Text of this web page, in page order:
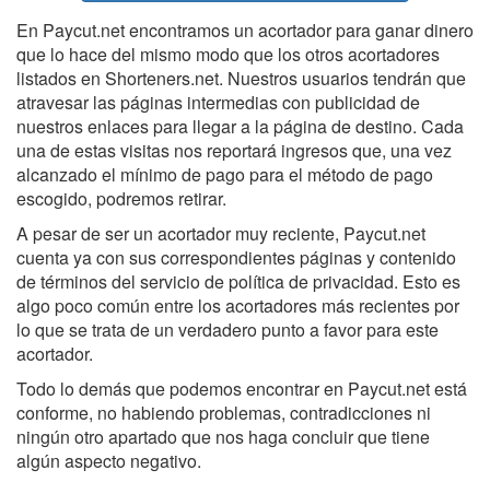
En Paycut.net encontramos un acortador para ganar dinero
que lo hace del mismo modo que los otros acortadores
listados en Shorteners.net. Nuestros usuarios tendrán que
atravesar las páginas intermedias con publicidad de
nuestros enlaces para llegar a la página de destino. Cada
una de estas visitas nos reportará ingresos que, una vez
alcanzado el mínimo de pago para el método de pago
escogido, podremos retirar.
A pesar de ser un acortador muy reciente, Paycut.net
cuenta ya con sus correspondientes páginas y contenido
de términos del servicio de política de privacidad. Esto es
algo poco común entre los acortadores más recientes por
lo que se trata de un verdadero punto a favor para este
acortador.
Todo lo demás que podemos encontrar en Paycut.net está
conforme, no habiendo problemas, contradicciones ni
ningún otro apartado que nos haga concluir que tiene
algún aspecto negativo.